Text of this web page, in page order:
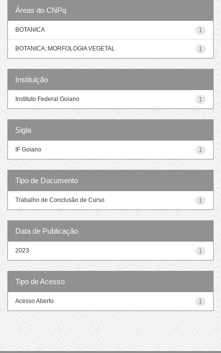
Áreas do CNPq
1
BOTANICA
1
BOTANICA::MORFOLOGIA VEGETAL
Instituição
1
Instituto Federal Goiano
Sigla
1
IF Goiano
Tipo de Documento
1
Trabalho de Conclusão de Curso
Data de Publicação
1
2023
Tipo de Acesso
1
Acesso Aberto